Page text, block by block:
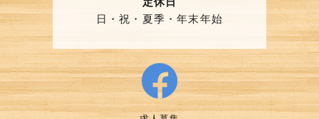
日・祝・夏季・年末年始